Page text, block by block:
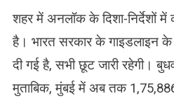
शहर में अनलॉक के दिशा-निर्देशों में
है। भारत सरकार के गाइडलाइन के
दी गई है, सभी छूट जारी रहेगी।
मुताबिक, मुंबई में अब तक